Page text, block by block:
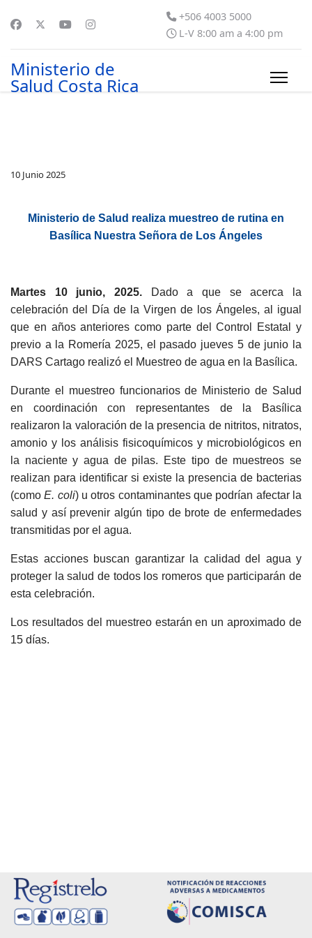
+506 4003 5000
L-V 8:00 am a 4:00 pm
Ministerio de
Salud Costa Rica
10 Junio 2025
Ministerio de Salud realiza muestreo de rutina en
Basílica Nuestra Señora de Los Ángeles
Martes 10 junio, 2025. Dado a que se acerca la
celebración del Día de la Virgen de los Ángeles, al igual
que en años anteriores como parte del Control Estatal y
previo a la Romería 2025, el pasado jueves 5 de junio la
DARS Cartago realizó el Muestreo de agua en la Basílica.
Durante el muestreo funcionarios de Ministerio de Salud
en coordinación con representantes de la Basílica
realizaron la valoración de la presencia de nitritos, nitratos,
amonio y los análisis fisicoquímicos y microbiológicos en
la naciente y agua de pilas. Este tipo de muestreos se
realizan para identificar si existe la presencia de bacterias
(comoE. coli) u otros contaminantes que podrían afectar la
salud y así prevenir algún tipo de brote de enfermedades
transmitidas por el agua.
Estas acciones buscan garantizar la calidad del agua y
proteger la salud de todos los romeros que participarán de
esta celebración.
Los resultados del muestreo estarán en un aproximado de
15 días.